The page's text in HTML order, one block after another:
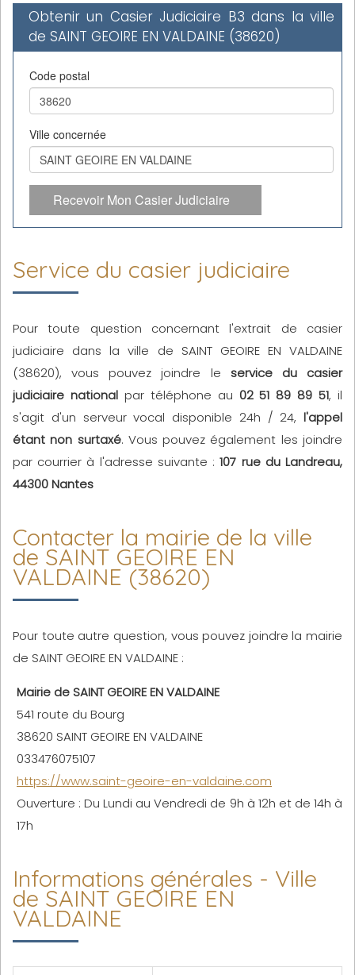
Obtenir un Casier Judiciaire B3 dans la ville
de SAINT GEOIRE EN VALDAINE (38620)
Code postal
Ville concernée
Recevoir Mon Casier Judiciaire
Service du casier judiciaire
Pour toute question concernant l'extrait de casier
judiciaire dans la ville de SAINT GEOIRE EN VALDAINE
(38620), vous pouvez joindre le service du casier
judiciaire nationalpar téléphone au 02 51 89 89 51, il
s'agit d'un serveur vocal disponible 24h / 24, l'appel
étant non surtaxé. Vous pouvez également les joindre
par courrier à l'adresse suivante :107 rue du Landreau,
44300 Nantes
Contacter la mairie de la ville
de SAINT GEOIRE EN
VALDAINE (38620)
Pour toute autre question, vous pouvez joindre la mairie
de SAINT GEOIRE EN VALDAINE :
Mairie de SAINT GEOIRE EN VALDAINE
541 route du Bourg
38620 SAINT GEOIRE EN VALDAINE
033476075107
https://www.saint-geoire-en-valdaine.com
Ouverture : Du Lundi au Vendredi de 9h à 12h et de 14h à
17h
Informations générales - Ville
de SAINT GEOIRE EN
VALDAINE